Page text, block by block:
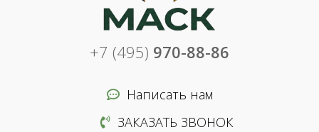
+7 (495) 970-88-86
Написать нам
ЗАКАЗАТЬ ЗВОНОК